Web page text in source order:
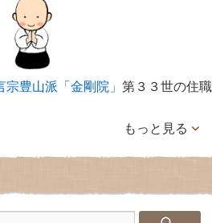
宗豊山派「金剛院」 第３３世の住職
もっと見る